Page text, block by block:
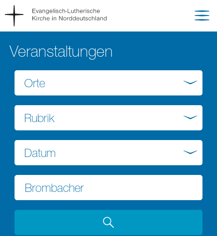
Veranstaltungen
Orte
Rubrik
Datum